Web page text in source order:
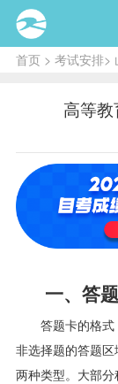
首页> 考试安排>
高等
一、答
答题卡的格
非选择题的答题
两种类型。大部